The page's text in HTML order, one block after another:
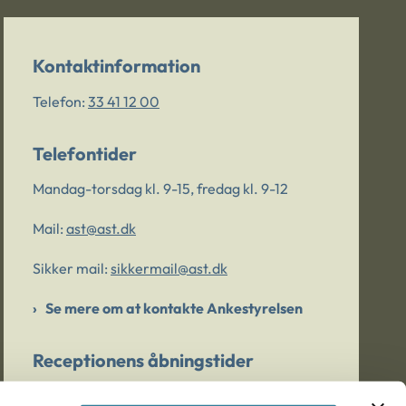
Kontaktinformation
Telefon: 33 41 12 00
Telefontider
Mandag-torsdag kl. 9-15, fredag kl. 9-12
Mail: ast@ast.dk
Sikker mail: sikkermail@ast.dk
Se mere om at kontakte Ankestyrelsen
Receptionens åbningstider